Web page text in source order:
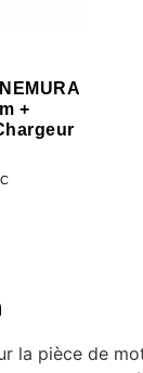
+
la pièce de